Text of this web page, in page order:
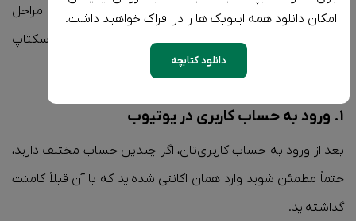
کامنت‌ها (Comment history) در یوتیوب شوید؛ در ادامه، مراحل
مشاهده لیست کامنت‌های گذشته‌تان را در نسخه دسکتاپ
گام‌به‌گام شرح می‌دهیم:
۱. ورود به حساب کاربری در یوتیوب
بعد از ورود به حساب کاربری‌تان، اگر چندین حساب مختلف دارید،
حتماً مطمئن شوید وارد همان اکانتی شده‌اید که با آن قبلاً کامنت
گذاشته‌اید.
امکان دانلود همه ایبوبک ها را در افراک خواهید داشت.
دانلود کتابچه